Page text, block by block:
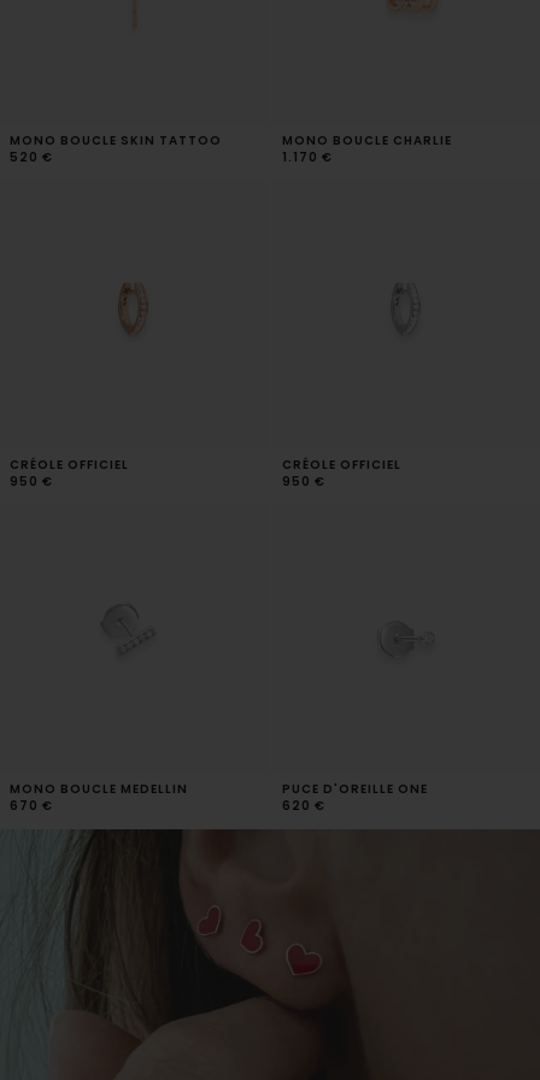
MONO BOUCLE SKIN TATTOO
520 €
MONO BOUCLE CHARLIE
1.170 €
CRÉOLE OFFICIEL
950 €
CRÉOLE OFFICIEL
950 €
MONO BOUCLE MEDELLIN
670 €
PUCE D'OREILLE ONE
620 €